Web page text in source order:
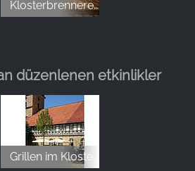
Klosterbrennerei Wöltingerode
düzenlenen etkinlikler